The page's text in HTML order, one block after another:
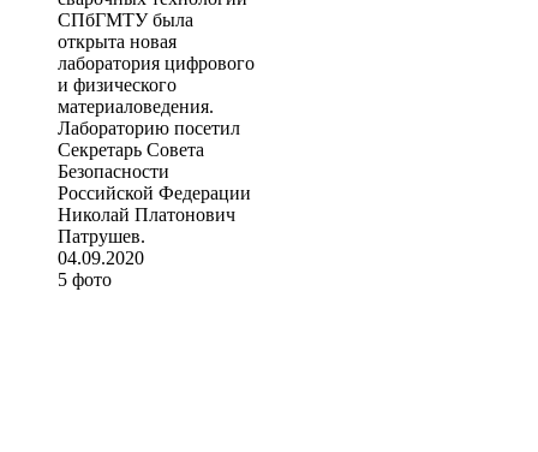
СПбГМТУ была
открыта новая
лаборатория цифрового
и физического
материаловедения.
Лабораторию посетил
Секретарь Совета
Безопасности
Российской Федерации
Николай Платонович
Патрушев.
04.09.2020
5 фото